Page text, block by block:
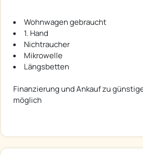
Wohnwagen gebraucht
1. Hand
Nichtraucher
Mikrowelle
Längsbetten
Finanzierung und Ankauf zu
möglich